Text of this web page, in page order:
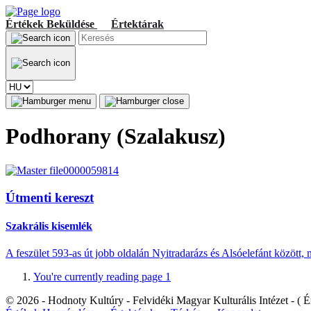
Értékek Beküldése Értektárak
Podhorany (Szalakusz)
Útmenti kereszt
Szakrális kisemlék
A feszület 593-as út jobb oldalán Nyitradarázs és Alsóelefánt között,
You're currently reading page 1
© 2026 - Hodnoty Kultúry - Felvidéki Magyar Kulturális Intézet - (